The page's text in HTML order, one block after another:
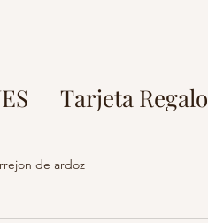
Tarjeta Regalo
de ardoz